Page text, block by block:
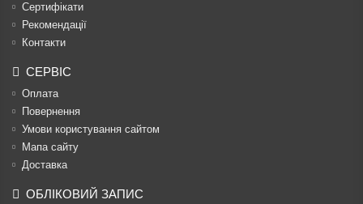
Сертифікати
Рекомендації
Контакти
СЕРВІС
Оплата
Повернення
Умови користування сайтом
Мапа сайту
Доставка
ОБЛІКОВИЙ ЗАПИС